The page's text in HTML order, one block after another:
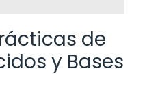
de
y Bases